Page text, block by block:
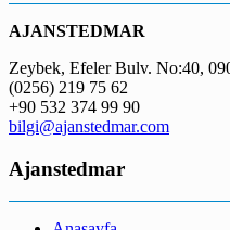
AJANSTEDMAR
Zeybek, Efeler Bulv. No:40,
(0256) 219 75 62
+90 532 374 99 90
bilgi@ajanstedmar.com
Ajanstedmar